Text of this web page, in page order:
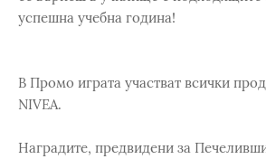
успешна учебна година!
В Промо играта участват всички
NIVEA.
Наградите, предвидени за